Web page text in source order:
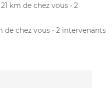
21 km de chez vous • 2
de chez vous • 2 intervenants